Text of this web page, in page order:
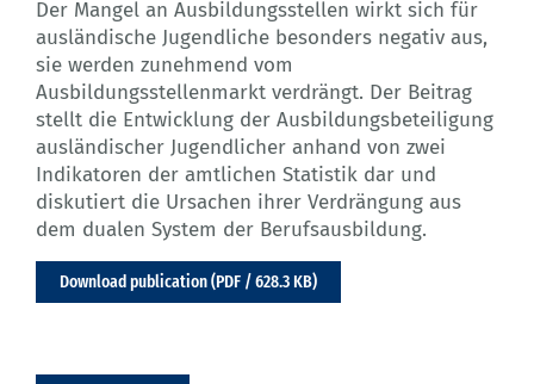
Der Mangel an Ausbildungsstellen wirkt sich für
ausländische Jugendliche besonders negativ aus,
sie werden zunehmend vom
Ausbildungsstellenmarkt verdrängt. Der Beitrag
stellt die Entwicklung der Ausbildungsbeteiligung
ausländischer Jugendlicher anhand von zwei
Indikatoren der amtlichen Statistik dar und
diskutiert die Ursachen ihrer Verdrängung aus
dem dualen System der Berufsausbildung.
Download publication (PDF / 628.3 KB)